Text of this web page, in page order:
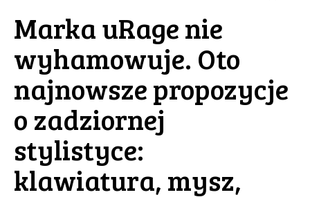
Marka uRage nie
wyhamowuje. Oto
najnowsze propozycje
o zadziornej
stylistyce:
klawiatura, mysz,